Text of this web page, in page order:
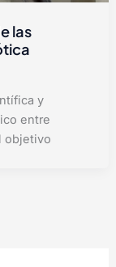
las
y
entre
objetivo